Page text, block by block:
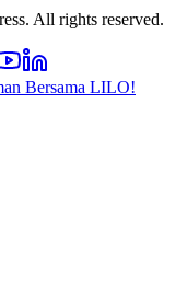
All rights reserved.
Bersama LILO!